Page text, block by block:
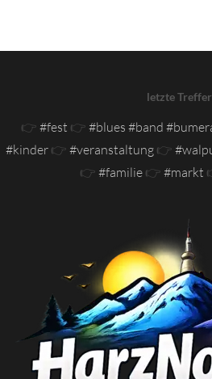
letzte
👉 #fest 👉 #blues #band
#kinder 👉 #veranstaltung 👉
👉 #familie👉 #markt